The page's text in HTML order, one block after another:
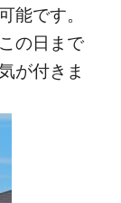
能です。
の日まで
が付きま